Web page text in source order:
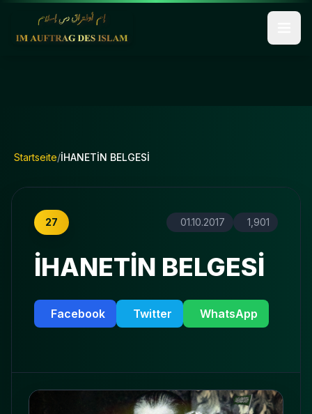
Startseite/İHANETİN BELGESİ
27 01.10.2017 1,901
İHANETİN BELGESİ
Facebook Twitter WhatsApp